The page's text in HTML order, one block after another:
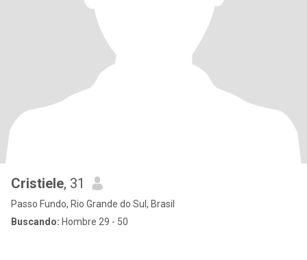
Cristiele, 31
Passo Fundo, Rio Grande do Sul, Brasil
Buscando: Hombre 29 - 50